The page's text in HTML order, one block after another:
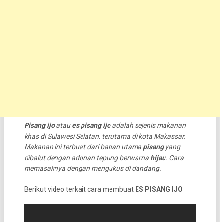
Pisang ijoataues pisang ijoadalah sejenis makanan
khas di Sulawesi Selatan, terutama di kota Makassar.
Makanan ini terbuat dari bahan utama pisangyang
dibalut dengan adonan tepung berwarnahijau. Cara
memasaknya dengan mengukus di dandang.
Berikut video terkait cara membuat ES PISANG IJO